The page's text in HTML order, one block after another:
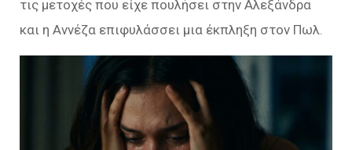
τις μετοχές που είχε πουλήσει στην Αλεξάνδρα
και η Αννέζα επιφυλάσσει μια έκπληξη στον Πωλ.